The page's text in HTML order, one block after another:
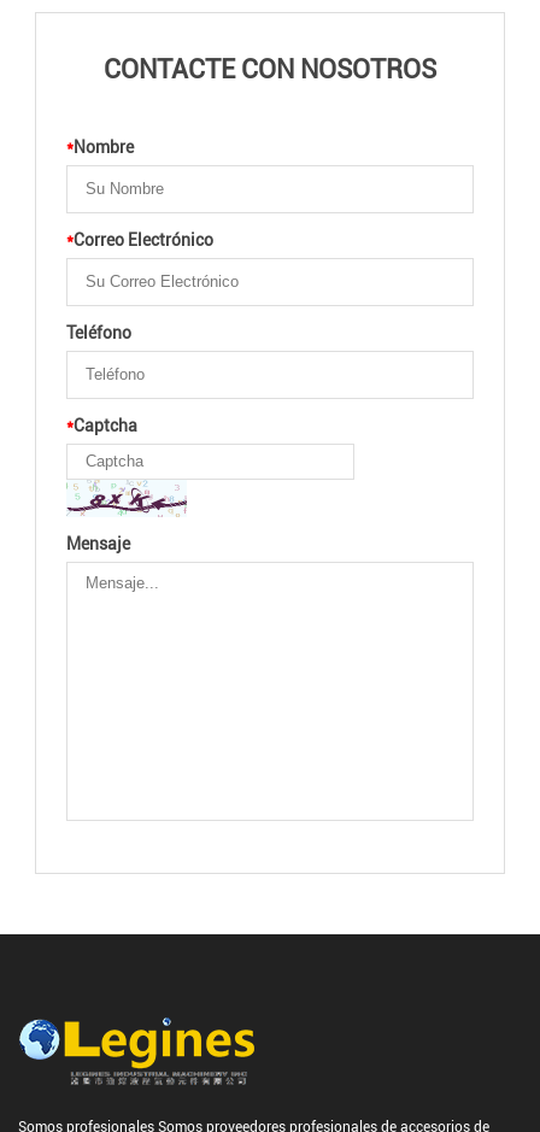
CONTACTE CON NOSOTROS
*Nombre
*Correo Electrónico
Teléfono
*Captcha
Mensaje
Somos profesionales Somos proveedores profesionales de accesorios de